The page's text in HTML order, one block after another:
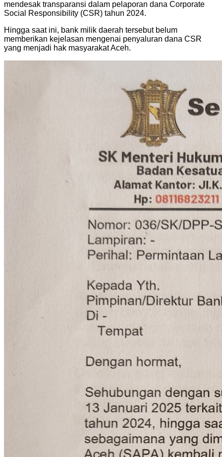
mendesak transparansi dalam pelaporan dana Corporate
Social Responsibility (CSR) tahun 2024.
Hingga saat ini, bank milik daerah tersebut belum
memberikan kejelasan mengenai penyaluran dana CSR
yang menjadi hak masyarakat Aceh.